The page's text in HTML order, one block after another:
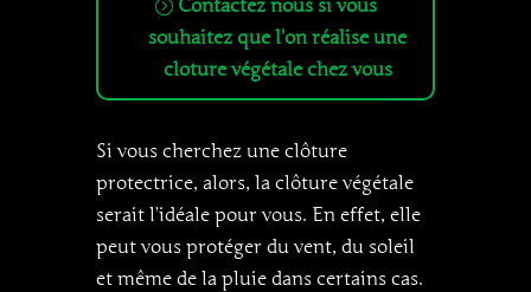
Contactez nous si vous
souhaitez que l'on réalise une
cloture végétale chez vous
Si vous cherchez une clôture
protectrice, alors, la clôture végétale
serait l’idéale pour vous. En effet, elle
peut vous protéger du vent, du soleil
et même de la pluie dans certains cas.